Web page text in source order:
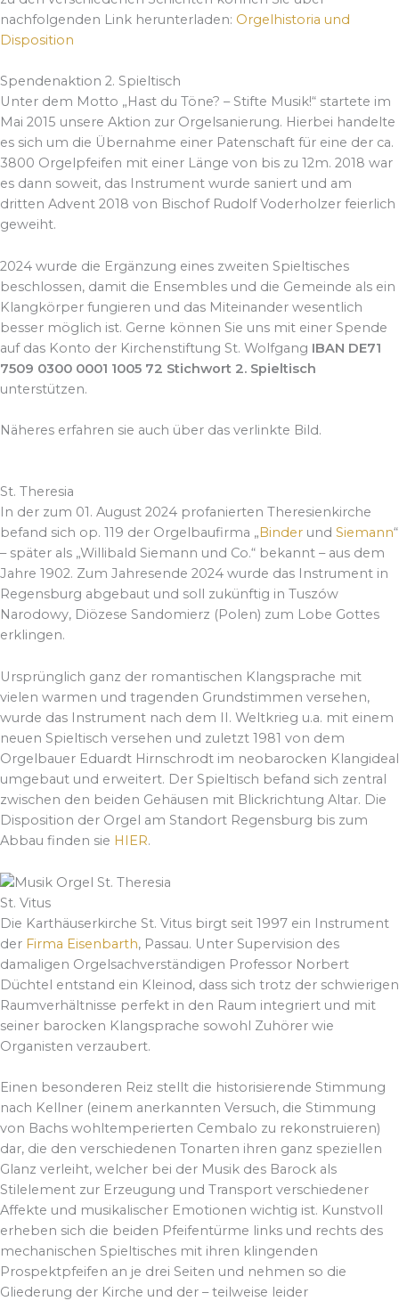
nachfolgenden Link herunterladen: Orgelhistoria und
Disposition
Spendenaktion 2. Spieltisch
Unter dem Motto „Hast du Töne? – Stifte Musik!“ startete im
Mai 2015 unsere Aktion zur Orgelsanierung. Hierbei handelte
es sich um die Übernahme einer Patenschaft für eine der ca.
3800 Orgelpfeifen mit einer Länge von bis zu 12m. 2018 war
es dann soweit, das Instrument wurde saniert und am
dritten Advent 2018 von Bischof Rudolf Voderholzer feierlich
geweiht.
2024 wurde die Ergänzung eines zweiten Spieltisches
beschlossen, damit die Ensembles und die Gemeinde als ein
Klangkörper fungieren und das Miteinander wesentlich
besser möglich ist. Gerne können Sie uns mit einer Spende
auf das Konto der Kirchenstiftung St. Wolfgang IBAN DE71
7509 0300 0001 1005 72 Stichwort 2. Spieltisch
unterstützen.
Näheres erfahren sie auch über das verlinkte Bild.
St. Theresia
In der zum 01. August 2024 profanierten Theresienkirche
befand sich op. 119 der Orgelbaufirma „Binder und Siemann“
– später als „Willibald Siemann und Co.“ bekannt – aus dem
Jahre 1902. Zum Jahresende 2024 wurde das Instrument in
Regensburg abgebaut und soll zukünftig in Tuszów
Narodowy, Diözese Sandomierz (Polen) zum Lobe Gottes
erklingen.
Ursprünglich ganz der romantischen Klangsprache mit
vielen warmen und tragenden Grundstimmen versehen,
wurde das Instrument nach dem II. Weltkrieg u.a. mit einem
neuen Spieltisch versehen und zuletzt 1981 von dem
Orgelbauer Eduardt Hirnschrodt im neobarocken Klangideal
umgebaut und erweitert. Der Spieltisch befand sich zentral
zwischen den beiden Gehäusen mit Blickrichtung Altar. Die
Disposition der Orgel am Standort Regensburg bis zum
Abbau finden sie HIER.
St. Vitus
Die Karthäuserkirche St. Vitus birgt seit 1997 ein Instrument
der Firma Eisenbarth, Passau. Unter Supervision des
damaligen Orgelsachverständigen Professor Norbert
Düchtel entstand ein Kleinod, dass sich trotz der schwierigen
Raumverhältnisse perfekt in den Raum integriert und mit
seiner barocken Klangsprache sowohl Zuhörer wie
Organisten verzaubert.
Einen besonderen Reiz stellt die historisierende Stimmung
nach Kellner (einem anerkannten Versuch, die Stimmung
von Bachs wohltemperierten Cembalo zu rekonstruieren)
dar, die den verschiedenen Tonarten ihren ganz speziellen
Glanz verleiht, welcher bei der Musik des Barock als
Stilelement zur Erzeugung und Transport verschiedener
Affekte und musikalischer Emotionen wichtig ist. Kunstvoll
erheben sich die beiden Pfeifentürme links und rechts des
mechanischen Spieltisches mit ihren klingenden
Prospektpfeifen an je drei Seiten und nehmen so die
Gliederung der Kirche und der – teilweise leider